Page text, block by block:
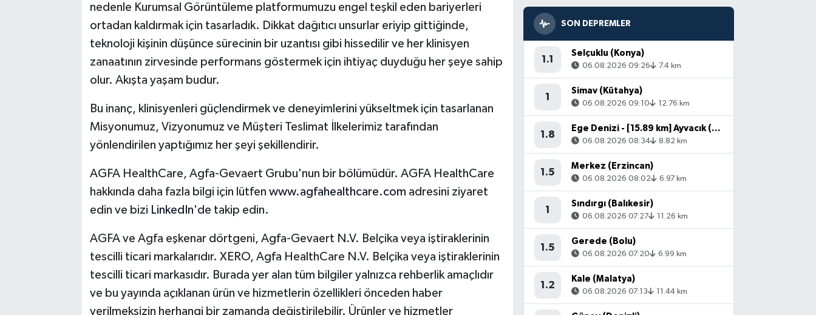
nedenle Kurumsal Görüntüleme platformumuzu engel teşkil eden bariyerleri
ortadan kaldırmak için tasarladık. Dikkat dağıtıcı unsurlar eriyip gittiğinde,
teknoloji kişinin düşünce sürecinin bir uzantısı gibi hissedilir ve her klinisyen
zanaatının zirvesinde performans göstermek için ihtiyaç duyduğu her şeye sahip
olur. Akışta yaşam budur.
Bu inanç, klinisyenleri güçlendirmek ve deneyimlerini yükseltmek için tasarlanan
Misyonumuz, Vizyonumuz ve Müşteri Teslimat İlkelerimiz tarafından
yönlendirilen yaptığımız her şeyi şekillendirir.
AGFA HealthCare, Agfa-Gevaert Grubu'nun bir bölümüdür. AGFA HealthCare
hakkında daha fazla bilgi için lütfen www.agfahealthcare.com adresini ziyaret
edin ve bizi LinkedIn'de takip edin.
AGFA ve Agfa eşkenar dörtgeni, Agfa-Gevaert N.V. Belçika veya iştiraklerinin
tescilli ticari markalarıdır. XERO, Agfa HealthCare N.V. Belçika veya iştiraklerinin
tescilli ticari markasıdır. Burada yer alan tüm bilgiler yalnızca rehberlik amaçlıdır
ve bu yayında açıklanan ürün ve hizmetlerin özellikleri önceden haber
verilmeksizin herhangi bir zamanda değiştirilebilir. Ürünler ve hizmetler
SON DEPREMLER
1.1
Selçuklu (Konya)
06.08.2026 09:26 7.4 km
1
Simav (Kütahya)
06.08.2026 09:10 12.76 km
1.8
Ege Denizi - [15.89 km] Ayvacık (Çanakkale)
06.08.2026 08:34 8.82 km
1.5
Merkez (Erzincan)
06.08.2026 08:02 6.97 km
1
Sındırgı (Balıkesir)
06.08.2026 07:27 11.26 km
1.5
Gerede (Bolu)
06.08.2026 07:20 6.99 km
1.2
Kale (Malatya)
06.08.2026 07:13 11.44 km